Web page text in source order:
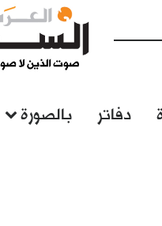
دفاتر بالصورة